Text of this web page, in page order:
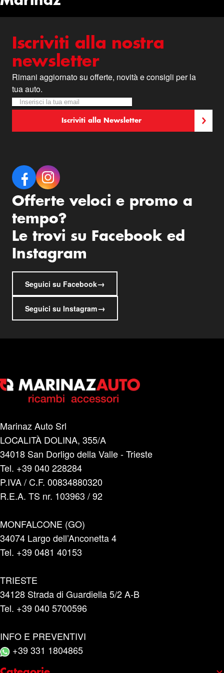
Iscriviti alla nostra
newsletter
Rimani aggiornato su offerte, novità e consigli per la
tua auto.
Newsletter
Iscriviti alla nostra Newsletter:
Iscriviti alla Newsletter
Offerte veloci e promo a
tempo?
Le trovi su Facebook ed
Instagram
Seguici su Facebook→
Seguici su Instagram→
Marinaz Auto Srl
LOCALITÀ DOLINA, 355/A
34018 San Dorligo della Valle - Trieste
Tel. +39 040 228284
P.IVA / C.F. 00834880320
R.E.A. TS nr. 103963 / 92
MONFALCONE (GO)
34074 Largo dell’Anconetta 4
Tel. +39 0481 40153
TRIESTE
34128 Strada di Guardiella 5/2 A-B
Tel. +39 040 5700596
INFO E PREVENTIVI
+39 331 1804865